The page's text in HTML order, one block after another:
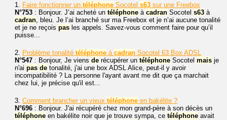
1. Faire fonctionner un téléphone Socotel s63 sur une Freebox
N°753 : Bonjour. J’ai acheté un téléphone à cadran Socotel s63 à
cadran , bleu. Je l’ai branché sur ma Freebox et je n’ai aucune tonalité
et je ne reçois pas les appels. Savez-vous comment faire pour qu’il
puisse...
2. Problème tonalité téléphone à cadran Socotel 63 Box ADSL
N°547 : Bonjour, Je viens de récupérer un téléphone Socotel mais je
n'ai pas de tonalité, j'ai une box ADSL Alice, peut-il y avoir
incompatibilité ? La personne l'ayant avant me dit que ça marchait
chez lui, je précise qu'il est...
3. Comment brancher un vieux téléphone en bakélite ?
N°696 : Bonjour. J'ai récupéré chez mon grand-père à son décès un
téléphone en bakélite noir que je trouve sympa, ce téléphone avait